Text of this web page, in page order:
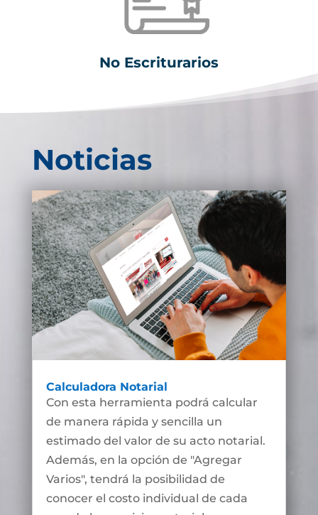
No Escriturarios
Noticias
Calculadora Notarial
Con esta herramienta podrá calcular
de manera rápida y sencilla un
estimado del valor de su acto notarial.
Además, en la opción de "Agregar
Varios", tendrá la posibilidad de
conocer el costo individual de cada